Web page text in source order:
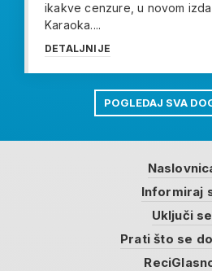
ikakve cenzure, u novom
Karaoka....
DETALJNIJE
POGLEDAJ SVA
Informiraj
Uključi se
Prati što se